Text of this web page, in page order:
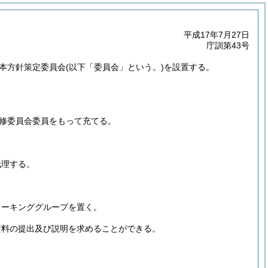
平成17年7月27日
庁訓第43号
方針策定委員会(以下「委員会」という。)を設置する。
委員会委員をもって充てる。
する。
キンググループを置く。
の提出及び説明を求めることができる。